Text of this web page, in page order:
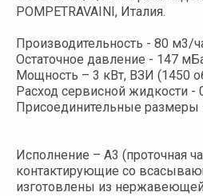
POMPETRAVAINI, Италия.
Производительность - 80 м3/
Остаточное давление - 147
Мощность – 3 кВт, ВЗИ (1450
Расход сервисной жидкости -
Присоединительные
Исполнение – A3 (проточная
контактирующие со
изготовлены из нержавеющей